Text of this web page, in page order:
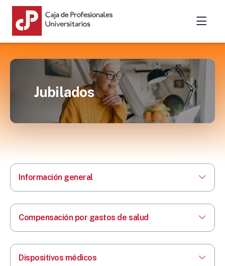
Jubilados
Información general
Compensación por gastos de salud
Dispositivos médicos